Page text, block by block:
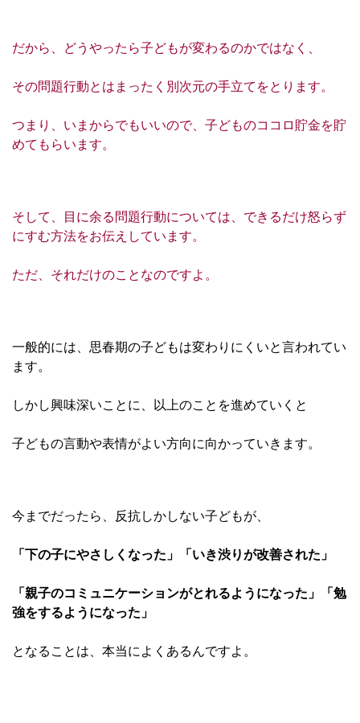
だから、どうやったら子どもが変わるのかではなく、
その問題行動とはまったく別次元の手立てをとります。
つまり、いまからでもいいので、子どものココロ貯金を貯
めてもらいます。
そして、目に余る問題行動については、できるだけ怒らず
にすむ方法をお伝えしています。
ただ、それだけのことなのですよ。
一般的には、思春期の子どもは変わりにくいと言われてい
ます。
しかし興味深いことに、以上のことを進めていくと
子どもの言動や表情がよい方向に向かっていきます。
今までだったら、反抗しかしない子どもが、
「下の子にやさしくなった」「いき渋りが改善された」
「親子のコミュニケーションがとれるようになった」「勉
強をするようになった」
となることは、本当によくあるんですよ。